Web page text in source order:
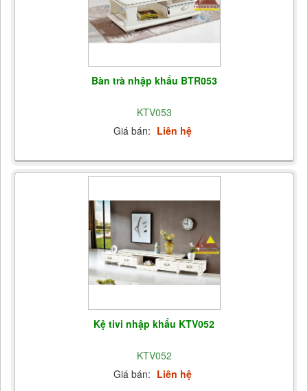
Bàn trà nhập khẩu BTR053
KTV053
Giá bán: Liên hệ
Kệ tivi nhập khẩu KTV052
KTV052
Giá bán: Liên hệ